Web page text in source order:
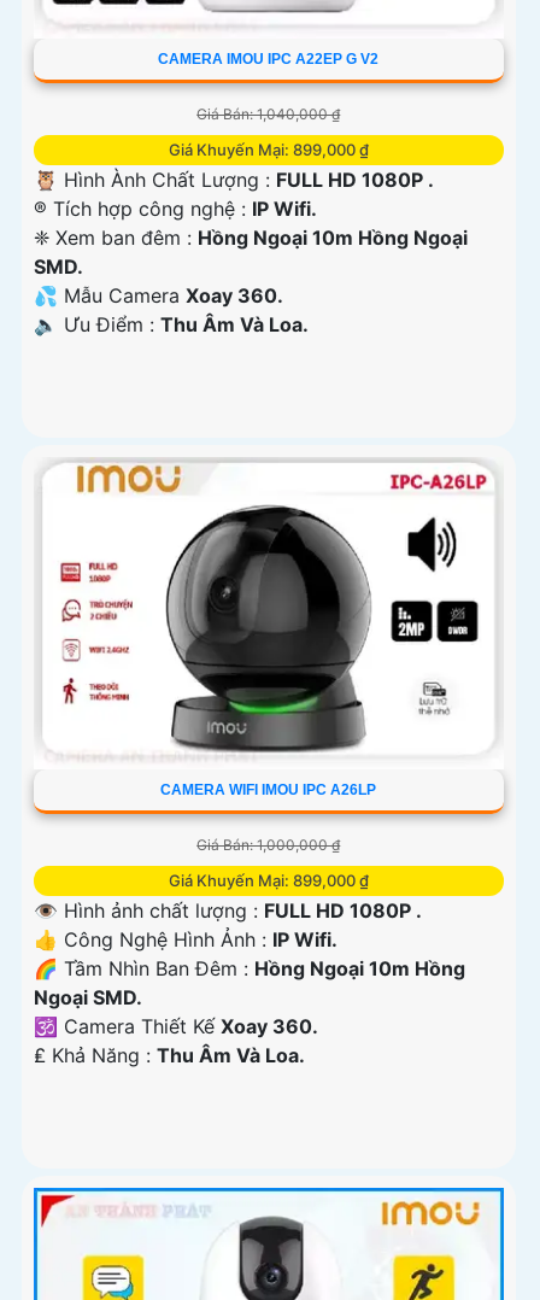
CAMERA IMOU IPC A22EP G V2
Giá Bán: 1,040,000 ₫
Giá Khuyến Mại: 899,000 ₫
🦉 Hình Ành Chất Lượng : FULL HD 1080P .
®️ Tích hợp công nghệ : IP Wifi.
❈ Xem ban đêm : Hồng Ngoại 10m Hồng Ngoại
SMD.
💦 Mẫu Camera Xoay 360.
️🔈 Ưu Điểm : Thu Âm Và Loa.
CAMERA WIFI IMOU IPC A26LP
Giá Bán: 1,000,000 ₫
Giá Khuyến Mại: 899,000 ₫
👁 Hình ảnh chất lượng : FULL HD 1080P .
👍 Công Nghệ Hình Ảnh : IP Wifi.
🌈 Tầm Nhìn Ban Đêm : Hồng Ngoại 10m Hồng
Ngoại SMD.
🕉️ Camera Thiết Kế Xoay 360.
️₤ Khả Năng : Thu Âm Và Loa.